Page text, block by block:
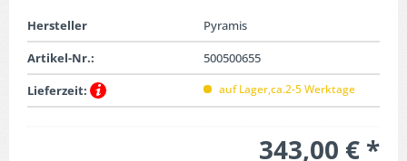
Hersteller
Pyramis
Artikel-Nr.:
500500655
Lieferzeit:
auf Lager,ca.2-5 Werktage
343,00 € *